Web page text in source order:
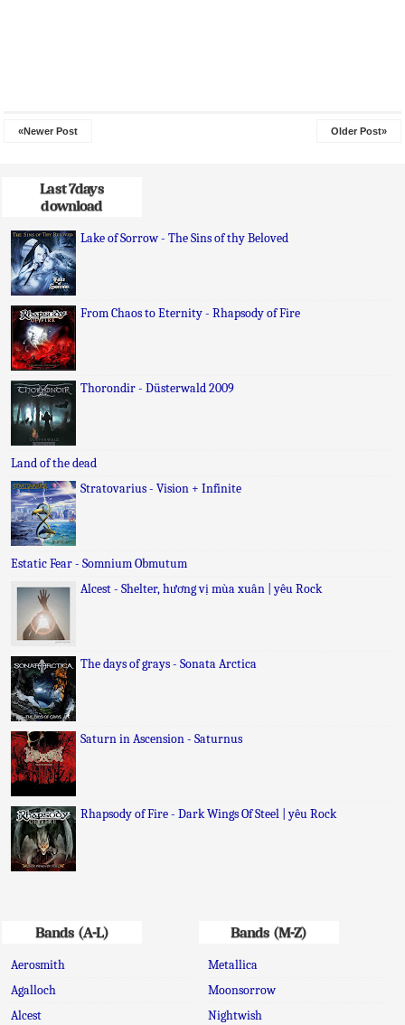
«Newer Post Older Post»
Last 7days
download
Lake of Sorrow - The Sins of thy Beloved
From Chaos to Eternity - Rhapsody of Fire
Thorondir - Düsterwald 2009
Land of the dead
Stratovarius - Vision + Infinite
Estatic Fear - Somnium Obmutum
Alcest - Shelter, hương vị mùa xuân | yêu Rock
The days of grays - Sonata Arctica
Saturn in Ascension - Saturnus
Rhapsody of Fire - Dark Wings Of Steel | yêu Rock
Bands (A-L)
Aerosmith
Agalloch
Alcest
Bands (M-Z)
Metallica
Moonsorrow
Nightwish